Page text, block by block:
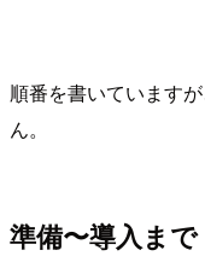
順番を書いています
ん。
準備〜導入まで